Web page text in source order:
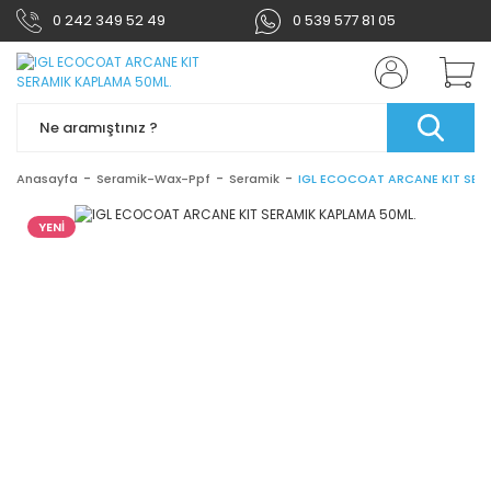
0 242 349 52 49 0 539 577 81 05
Anasayfa Seramik-Wax-Ppf Seramik IGL ECOCOAT ARCANE KIT
YENİ